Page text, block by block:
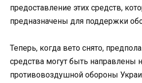
предоставление этих средств,
предназначены для поддержки
Теперь, когда вето снято,
средства могут быть направлены
противовоздушной обороны